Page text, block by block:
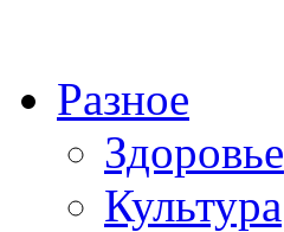
Разное
Здоровье
Культура